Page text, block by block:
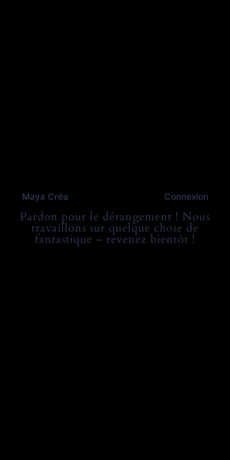
Maya Créa Connexion
Pardon pour le dérangement ! Nous
travaillons sur quelque chose de
fantastique – revenez bientôt !